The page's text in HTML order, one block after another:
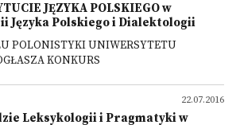
JĘZYKA POLSKIEGO w
Języka Polskiego i Dialektologii
POLONISTYKI UNIWERSYTETU
KONKURS
22.07.2016
Leksykologii i Pragmatyki w